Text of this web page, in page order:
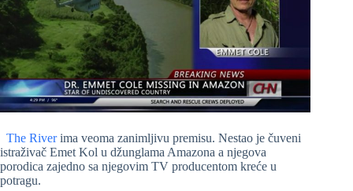
The Riverima veoma zanimljivu premisu. Nestao je čuveni
istraživač Emet Kol u džunglama Amazona a njegova
porodica zajedno sa njegovim TV producentom kreće u
potragu.